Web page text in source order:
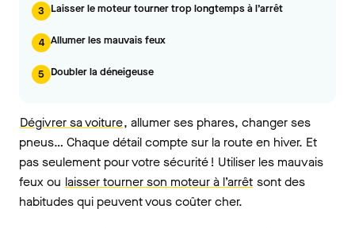
3 Laisser le moteur tourner trop longtemps à l’arrêt
4 Allumer les mauvais feux
5 Doubler la déneigeuse
Dégivrer sa voiture, allumer ses phares, changer ses
pneus… Chaque détail compte sur la route en hiver. Et
pas seulement pour votre sécurité ! Utiliser les mauvais
feux ou laisser tourner son moteur à l’arrêt sont des
habitudes qui peuvent vous coûter cher.